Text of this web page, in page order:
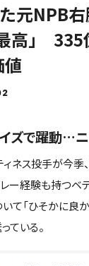
元NPB
高」
値
ズで躍動…ニ
ィネス投手が今
ー経験も持つベ
て「ひそかに良
ている。